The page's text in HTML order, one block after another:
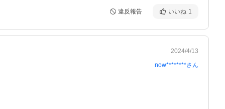
違反報告 いいね 1
2024/4/13
now********さん